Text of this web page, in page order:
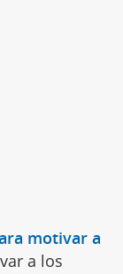
motivar a
a los